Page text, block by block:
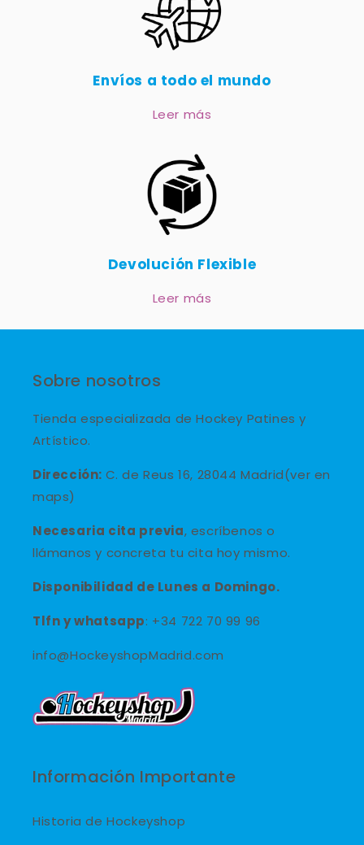
Envíos a todo el mundo
Leer más
Devolución Flexible
Leer más
Sobre nosotros
Tienda especializada de Hockey Patines y
Artístico.
Dirección: C. de Reus 16, 28044 Madrid(ver en
maps)
Necesaria cita previa, escríbenos o
llámanos y concreta tu cita hoy mismo.
Disponibilidad de Lunes a Domingo.
Tlfn ywhatsapp: +34 722 70 99 96
info@HockeyshopMadrid.com
Información Importante
Historia de Hockeyshop